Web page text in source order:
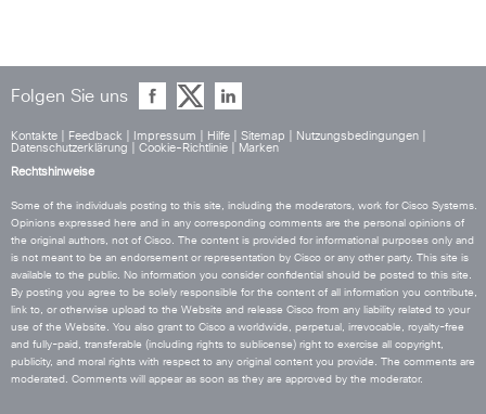
Folgen Sie uns
Kontakte Feedback Impressum Hilfe Sitemap Nutzungsbedingungen
Datenschutzerklärung
Cookie-Richtlinie
Marken
Rechtshinweise
Some of the individuals posting to this site, including the moderators, work for Cisco Systems.
Opinions expressed here and in any corresponding comments are the personal opinions of
the original authors, not of Cisco. The content is provided for informational purposes only and
is not meant to be an endorsement or representation by Cisco or any other party. This site is
available to the public. No information you consider confidential should be posted to this site.
By posting you agree to be solely responsible for the content of all information you contribute,
link to, or otherwise upload to the Website and release Cisco from any liability related to your
use of the Website. You also grant to Cisco a worldwide, perpetual, irrevocable, royalty-free
and fully-paid, transferable (including rights to sublicense) right to exercise all copyright,
publicity, and moral rights with respect to any original content you provide. The comments are
moderated. Comments will appear as soon as they are approved by the moderator.